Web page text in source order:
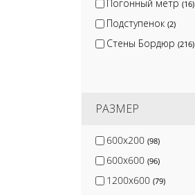
Погонный метр (16)
Подступенок (2)
Стены Бордюр (216)
РАЗМЕР
600x200 (98)
600x600 (96)
1200x600 (79)